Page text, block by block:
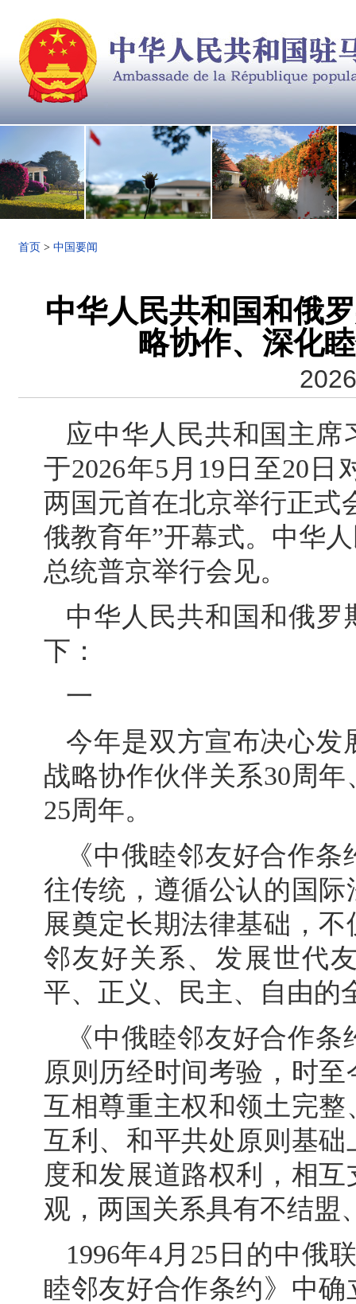
首页 > 中国要闻
中华人民共和国和俄
略协作、深化
应中华人民共和国主
于2026年5月19日至20
两国元首在北京举行正式
俄教育年”开幕式。中华
总统普京举行会见。
中华人民共和国和俄罗
下：
一
今年是双方宣布决心发
战略协作伙伴关系30周
25周年。
《中俄睦邻友好合作
往传统，遵循公认的国
展奠定长期法律基础，
邻友好关系、发展世代
平、正义、民主、自由的
《中俄睦邻友好合作
原则历经时间考验，时
互相尊重主权和领土完
互利、和平共处原则基
度和发展道路权利，相
观，两国关系具有不结盟
1996年4月25日的中俄
睦邻友好合作条约》中